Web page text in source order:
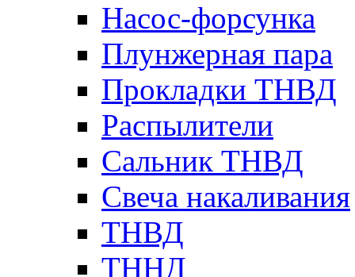
Насос-форсунка
Плунжерная пара
Прокладки ТНВД
Распылители
Сальник ТНВД
Свеча накаливания
ТНВД
ТННД